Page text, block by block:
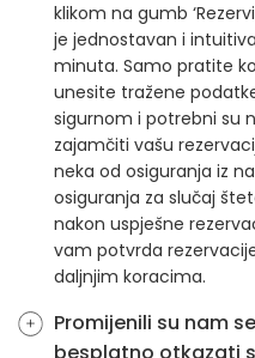
klikom na gumb
je jednostavan i
minuta. Samo pratite
unesite tražene
sigurnom i potrebni su
zajamčiti vašu
neka od osiguranja iz
osiguranja za slučaj
nakon uspješne
vam potvrda
daljnjim koracima.
Promijenili su nam